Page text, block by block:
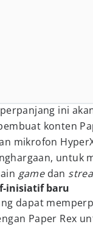
ini
konten
mikrofon
untuk
gamedan
inisiatif baru
dapat
Paper Rex